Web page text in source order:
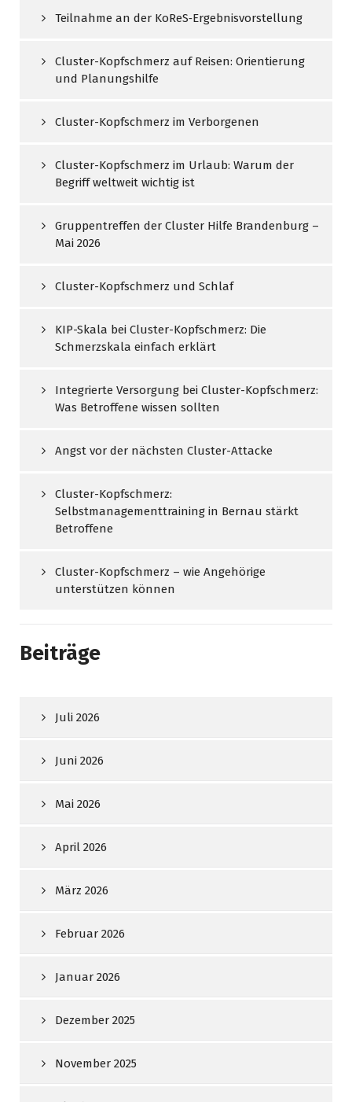
Teilnahme an der KoReS‑Ergebnisvorstellung
Cluster-Kopfschmerz auf Reisen: Orientierung
und Planungshilfe
Cluster-Kopfschmerz im Verborgenen
Cluster-Kopfschmerz im Urlaub: Warum der
Begriff weltweit wichtig ist
Gruppentreffen der Cluster Hilfe Brandenburg –
Mai 2026
Cluster-Kopfschmerz und Schlaf
KIP-Skala bei Cluster-Kopfschmerz: Die
Schmerzskala einfach erklärt
Integrierte Versorgung bei Cluster-Kopfschmerz:
Was Betroffene wissen sollten
Angst vor der nächsten Cluster-Attacke
Cluster-Kopfschmerz:
Selbstmanagementtraining in Bernau stärkt
Betroffene
Cluster-Kopfschmerz – wie Angehörige
unterstützen können
Beiträge
Juli 2026
Juni 2026
Mai 2026
April 2026
März 2026
Februar 2026
Januar 2026
Dezember 2025
November 2025